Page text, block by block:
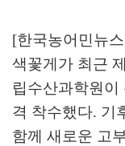
[한국농어민뉴
색꽃게가 최근
립수산과학원
격 착수했다. 기
함께 새로운 고